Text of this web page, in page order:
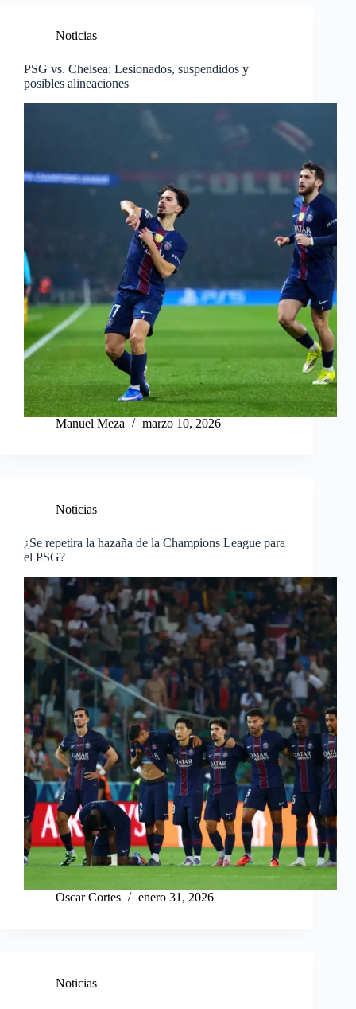
Noticias
PSG vs. Chelsea: Lesionados, suspendidos y
posibles alineaciones
Manuel Meza marzo 10, 2026
Noticias
¿Se repetira la hazaña de la Champions League para
el PSG?
Oscar Cortes enero 31, 2026
Noticias